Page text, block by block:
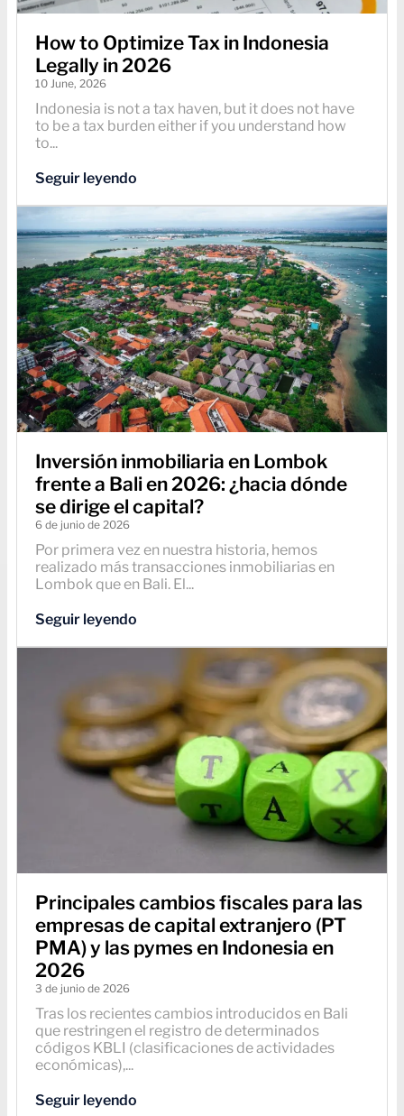
How to Optimize Tax in Indonesia
Legally in 2026
10 June, 2026
Indonesia is not a tax haven, but it does not have
to be a tax burden either if you understand how
to...
Seguir leyendo
Inversión inmobiliaria en Lombok
frente a Bali en 2026: ¿hacia dónde
se dirige el capital?
6 de junio de 2026
Por primera vez en nuestra historia, hemos
realizado más transacciones inmobiliarias en
Lombok que en Bali. El...
Seguir leyendo
Principales cambios fiscales para las
empresas de capital extranjero (PT
PMA) y las pymes en Indonesia en
2026
3 de junio de 2026
Tras los recientes cambios introducidos en Bali
que restringen el registro de determinados
códigos KBLI (clasificaciones de actividades
económicas),...
Seguir leyendo